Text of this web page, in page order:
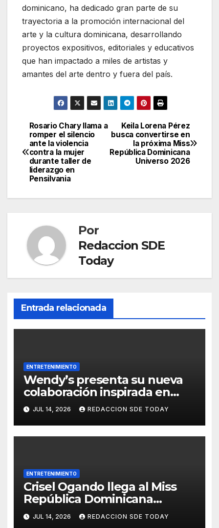
dominicano, ha dedicado gran parte de su
trayectoria a la promoción internacional del
arte y la cultura dominicana, desarrollando
proyectos expositivos, editoriales y educativos
que han impactado a miles de artistas y
amantes del arte dentro y fuera del país.
Navegación
de
entradas
Keila Lorena Pérez
busca convertirse en
la próxima Miss
República Dominicana
Universo 2026
Rosario Chary llama a
romper el silencio
ante la violencia
contra la mujer
durante taller de
liderazgo en
Pensilvania
Por
Redaccion SDE
Today
Entrada relacionada
ENTRETENIMIENTO
Wendy’s presenta su nueva
colaboración inspirada en
Minions & Monsters
JUL 14, 2026 REDACCION SDE TODAY
ENTRETENIMIENTO
Crisel Ogando llega al Miss
República Dominicana
Universo 2026 tras superar un
accidente que puso en riesgo
JUL 14, 2026 REDACCION SDE TODAY